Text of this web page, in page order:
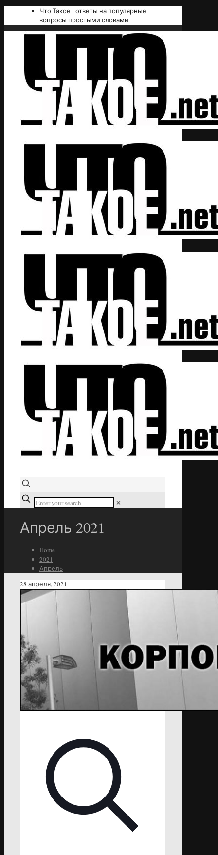
Что Такое - ответы на популярные
вопросы простыми словами
✕
Апрель 2021
Home
2021
Апрель
28 апреля, 2021